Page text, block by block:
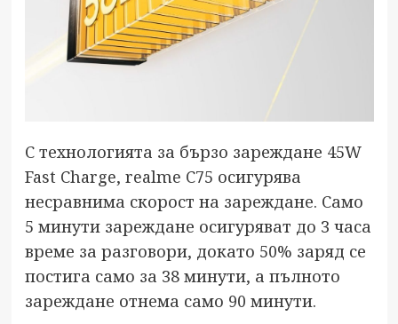
С технологията за бързо зареждане 45W
Fast Charge, realme C75 осигурява
несравнима скорост на зареждане. Само
5 минути зареждане осигуряват до 3 часа
време за разговори, докато 50% заряд се
постига само за 38 минути, а пълното
зареждане отнема само 90 минути.